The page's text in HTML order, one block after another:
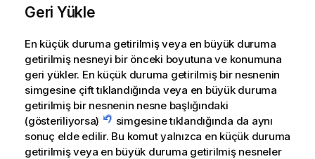
Geri Yükle
En küçük duruma getirilmiş veya en büyük duruma
getirilmiş nesneyi bir önceki boyutuna ve konumuna
geri yükler. En küçük duruma getirilmiş bir nesnenin
simgesine çift tıklandığında veya en büyük duruma
getirilmiş bir nesnenin nesne başlığındaki
(gösteriliyorsa)
simgesine tıklandığında da aynı
sonuç elde edilir. Bu komut yalnızca en küçük duruma
getirilmiş veya en büyük duruma getirilmiş nesneler